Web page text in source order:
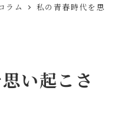
ラム
私の青春時代を思
い起こさ